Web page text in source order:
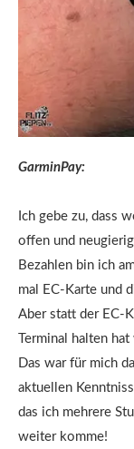
GarminPay:
Ich gebe zu, dass
offen und
Bezahlen bin ich
mal EC-Karte und
Aber statt der EC-
Terminal halten
Das war für mich
aktuellen
das ich mehrere
weiter komme!